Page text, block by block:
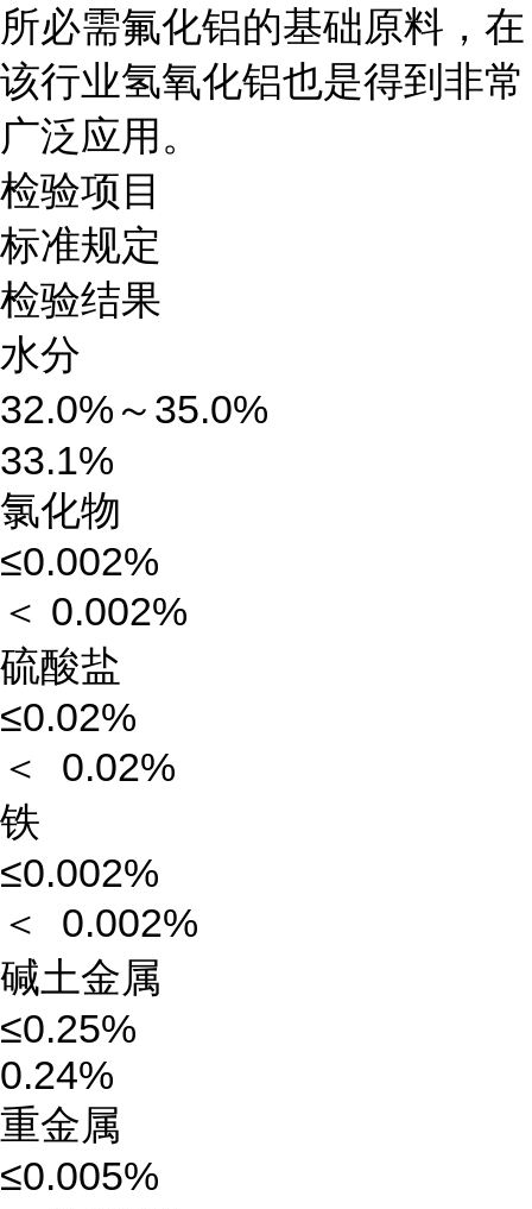
所必需氟化铝的基础原料，在
该行业氢氧化铝也是得到非常
广泛应用。
检验项目
标准规定
检验结果
水分
32.0%～35.0%
33.1%
氯化物
≤0.002%
＜ 0.002%
硫酸盐
≤0.02%
＜ 0.02%
铁
≤0.002%
＜ 0.002%
碱土金属
≤0.25%
0.24%
重金属
≤0.005%